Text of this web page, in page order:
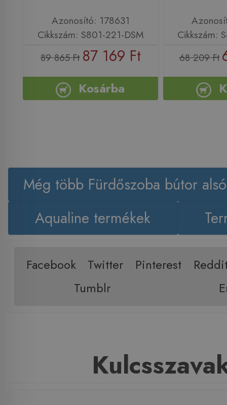
Azonosító: 178631
Cikkszám: S801-221-DSM
89 865 Ft 87 169 Ft
Kosárba
Cikkszám:
68 209 Ft
Még több Fürdőszoba bútor
Aqualine termékek
Facebook Twitter Pinterest
Tumblr